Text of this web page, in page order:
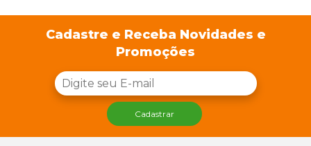
Cadastre e Receba Novidades e
Promoções
Cadastrar